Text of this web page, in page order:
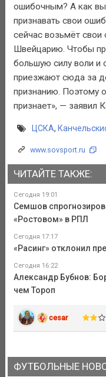
ошибочным? А как вы
признавать свои
сейчас возьмёт свои
Швейцарию. Чтобы
большую силу воли и
приезжают сюда за
признанию. Поэтому
признает», — заявил
ЦСКА,
www.sovsport.ru
ЧИТАЙТЕ ТАКЖЕ:
Сегодня 19:01
Семшов
«Ростовом» в РПЛ
Сегодня 17:17
«Расинг» отклонил
Сегодня 16:22
Александр Бубнов:
чем Тороп
cesar
ФУТБОЛЬНЫЕ